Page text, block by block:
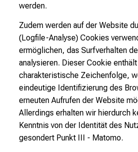
werden.
Zudem werden auf der Website
(Logfile-Analyse) Cookies
ermöglichen, das Surfverhalten
analysieren. Dieser Cookie
charakteristische Zeichenfolge,
eindeutige Identifizierung des
erneuten Aufrufen der Website
Allerdings erhalten wir hierdurch
Kenntnis von der Identität des
gesondert Punkt III - Matomo.